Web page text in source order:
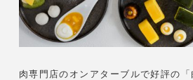
肉専門店のオンアターブルで好評の